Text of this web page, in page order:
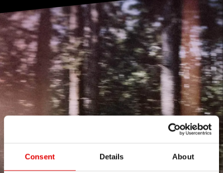
Consent Details About